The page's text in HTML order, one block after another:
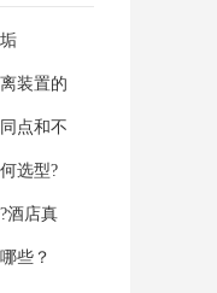
装置的
点和不
选型?
酒店真
些？